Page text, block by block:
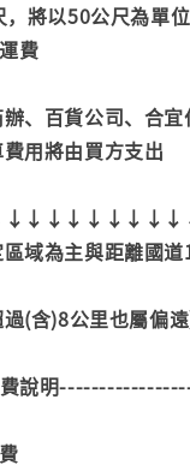
將以50公尺為單位
費
、百貨公司、合
用將由買方支出
域為主與距離國
(含)8公里也屬偏遠
說明